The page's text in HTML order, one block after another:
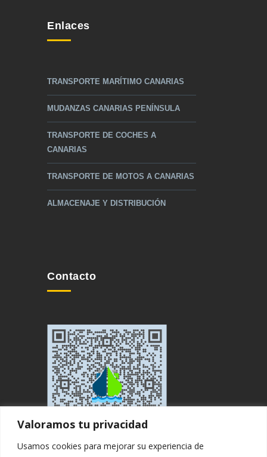
Valoramos tu privacidad
Usamos cookies para mejorar su experiencia de
Enlaces
TRANSPORTE MARÍTIMO CANARIAS
MUDANZAS CANARIAS PENÍNSULA
TRANSPORTE DE COCHES A
CANARIAS
TRANSPORTE DE MOTOS A CANARIAS
ALMACENAJE Y DISTRIBUCIÓN
Contacto